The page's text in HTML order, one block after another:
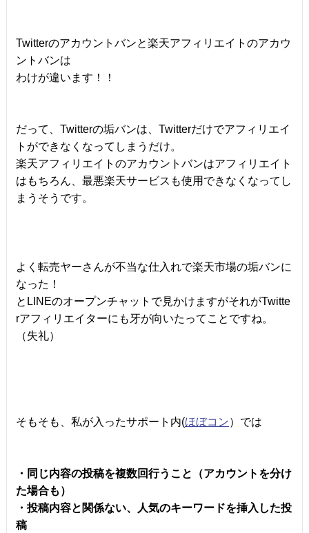
Twitterのアカウントバンと楽天アフィリエイトのアカウ
ントバンは
わけが違います！！
だって、Twitterの垢バンは、Twitterだけでアフィリエイ
トができなくなってしまうだけ。
楽天アフィリエイトのアカウントバンはアフィリエイト
はもちろん、最悪楽天サービスも使用できなくなってし
まうそうです。
よく転売ヤーさんが不当な仕入れで楽天市場の垢バンに
なった！
とLINEのオープンチャットで見かけますがそれがTwitte
rアフィリエイターにも牙が向いたってことですね。
（失礼）
そもそも、私が入ったサポート内(ほぼコン）では
・同じ内容の投稿を複数回行うこと（アカウントを分け
た場合も）
・投稿内容と関係ない、人気のキーワードを挿入した投
稿